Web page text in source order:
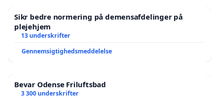
Sikr bedre normering på demensafdelinger på
plejehjem
13 underskrifter
Gennemsigtighedsmeddelelse
Bevar Odense Friluftsbad
3 300 underskrifter